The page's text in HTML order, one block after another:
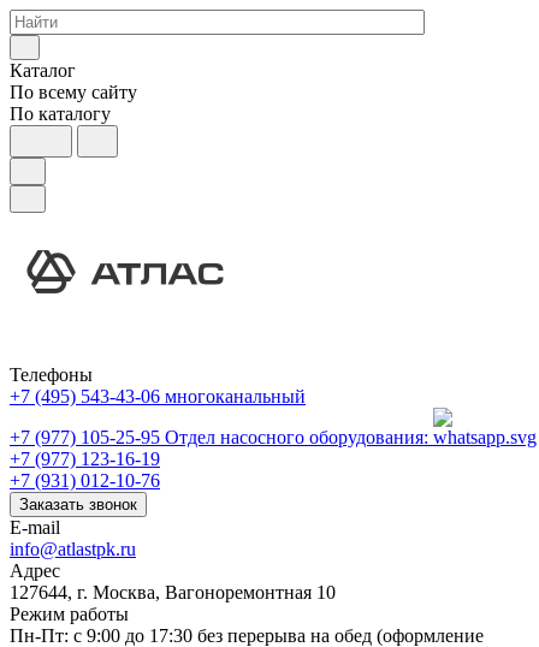
Каталог
По всему сайту
По каталогу
Телефоны
+7 (495) 543-43-06 многоканальный
+7 (977) 105-25-95 Отдел насосного оборудования:
+7 (977) 123-16-19
+7 (931) 012-10-76
Заказать звонок
E-mail
info@atlastpk.ru
Адрес
127644, г. Москва, Вагоноремонтная 10
Режим работы
Пн-Пт: с 9:00 до 17:30 без перерыва на обед (оформление